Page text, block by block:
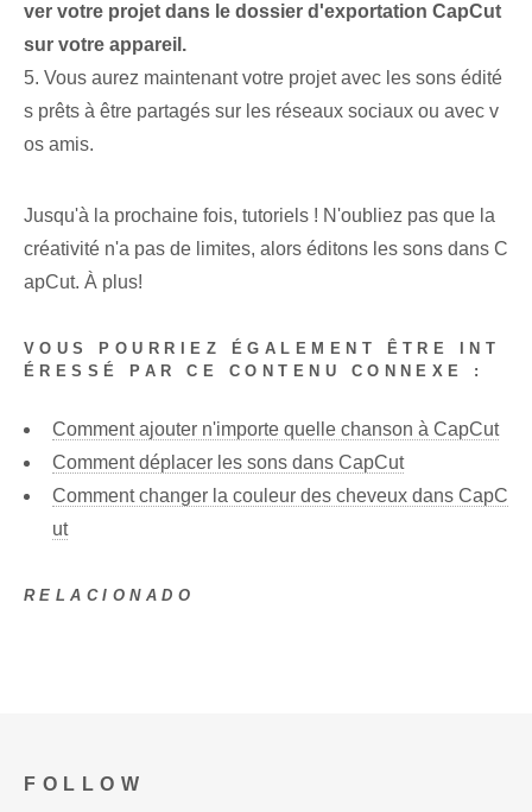
ver votre projet dans le dossier d'exportation CapCut
sur votre appareil.
5. Vous aurez maintenant votre projet avec les sons édité
s prêts à être partagés sur les réseaux sociaux ou avec v
os amis.
Jusqu'à la prochaine fois, tutoriels ! N'oubliez pas que la
créativité n'a pas de limites, alors éditons les sons dans C
apCut. À plus!
VOUS POURRIEZ ÉGALEMENT ÊTRE INT
ÉRESSÉ PAR CE CONTENU CONNEXE :
Comment ajouter n'importe quelle chanson à CapCut
Comment déplacer les sons dans CapCut
Comment changer la couleur des cheveux dans CapC
ut
RELACIONADO
FOLLOW